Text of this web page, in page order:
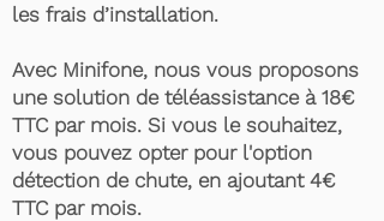
les frais d’installation.
Avec Minifone, nous vous proposons
une solution de téléassistance à 18€
TTC par mois. Si vous le souhaitez,
vous pouvez opter pour l'option
détection de chute, en ajoutant 4€
TTC par mois.